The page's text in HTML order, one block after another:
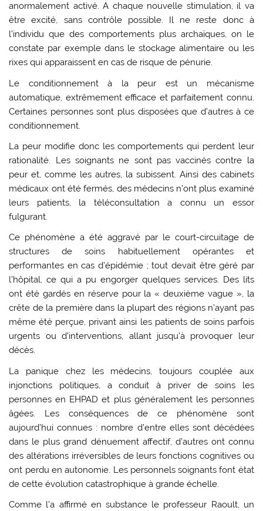
anormalement activé. A chaque nouvelle stimulation, il va
être excité, sans contrôle possible. Il ne reste donc à
l’individu que des comportements plus archaïques, on le
constate par exemple dans le stockage alimentaire ou les
rixes qui apparaissent en cas de risque de pénurie.
Le conditionnement à la peur est un mécanisme
automatique, extrêmement efficace et parfaitement connu.
Certaines personnes sont plus disposées que d’autres à ce
conditionnement.
La peur modifie donc les comportements qui perdent leur
rationalité. Les soignants ne sont pas vaccinés contre la
peur et, comme les autres, la subissent. Ainsi des cabinets
médicaux ont été fermés, des médecins n’ont plus examiné
leurs patients, la téléconsultation a connu un essor
fulgurant.
Ce phénomène a été aggravé par le court-circuitage de
structures de soins habituellement opérantes et
performantes en cas d’épidémie ; tout devait être géré par
l’hôpital, ce qui a pu engorger quelques services. Des lits
ont été gardés en réserve pour la « deuxième vague », la
crête de la première dans la plupart des régions n’ayant pas
même été perçue, privant ainsi les patients de soins parfois
urgents ou d’interventions, allant jusqu’à provoquer leur
décès.
La panique chez les médecins, toujours couplée aux
injonctions politiques, a conduit à priver de soins les
personnes en EHPAD et plus généralement les personnes
âgées. Les conséquences de ce phénomène sont
aujourd’hui connues : nombre d’entre elles sont décédées
dans le plus grand dénuement affectif, d’autres ont connu
des altérations irréversibles de leurs fonctions cognitives ou
ont perdu en autonomie. Les personnels soignants font état
de cette évolution catastrophique à grande échelle.
Comme l’a affirmé en substance le professeur Raoult, un